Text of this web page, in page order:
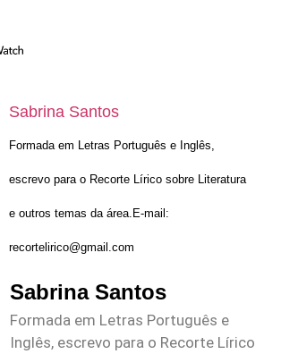
Sabrina Santos
Formada em Letras Português e Inglês,
escrevo para o Recorte Lírico sobre Literatura
e outros temas da área.E-mail:
recortelirico@gmail.com
Sabrina Santos
Formada em Letras Português e
Inglês, escrevo para o Recorte Lírico